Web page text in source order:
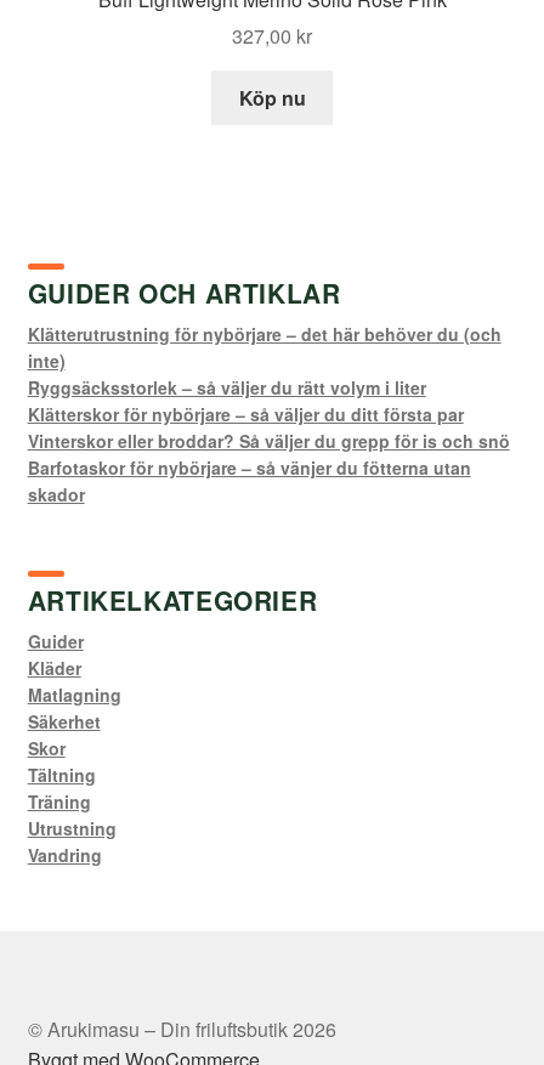
327,00 kr
Köp nu
GUIDER OCH ARTIKLAR
Klätterutrustning för nybörjare – det här behöver du (och
inte)
Ryggsäcksstorlek – så väljer du rätt volym i liter
Klätterskor för nybörjare – så väljer du ditt första par
Vinterskor eller broddar? Så väljer du grepp för is och snö
Barfotaskor för nybörjare – så vänjer du fötterna utan
skador
ARTIKELKATEGORIER
Guider
Kläder
Matlagning
Säkerhet
Skor
Tältning
Träning
Utrustning
Vandring
© Arukimasu – Din friluftsbutik 2026
Byggt med WooCommerce.